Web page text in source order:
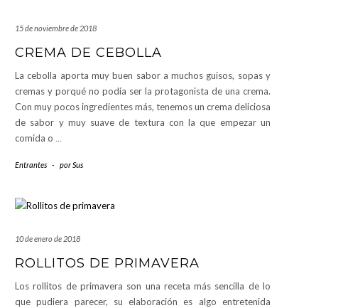
15 de noviembre de 2018
CREMA DE CEBOLLA
La cebolla aporta muy buen sabor a muchos guisos, sopas y
cremas y porqué no podía ser la protagonista de una crema.
Con muy pocos ingredientes más, tenemos un crema deliciosa
de sabor y muy suave de textura con la que empezar un
comida o …
Entrantes - porSus
10 de enero de 2018
ROLLITOS DE PRIMAVERA
Los rollitos de primavera son una receta más sencilla de lo
que pudiera parecer, su elaboración es algo entretenida